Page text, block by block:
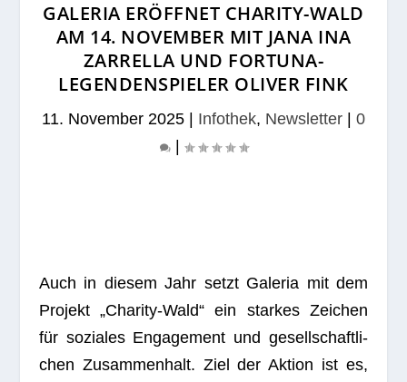
GALERIA ERÖFFNET CHARITY-WALD
AM 14. NOVEMBER MIT JANA INA
ZARRELLA UND FORTUNA-
LEGENDENSPIELER OLIVER FINK
11. November 2025 Infothek, Newsletter
0
|
Auch in die­sem Jahr setzt Gale­ria mit dem
Pro­jekt „Cha­rity-Wald“ ein star­kes Zei­chen
für sozia­les Enga­ge­ment und gesell­schaft­li­
chen Zusam­men­halt. Ziel der Aktion ist es,